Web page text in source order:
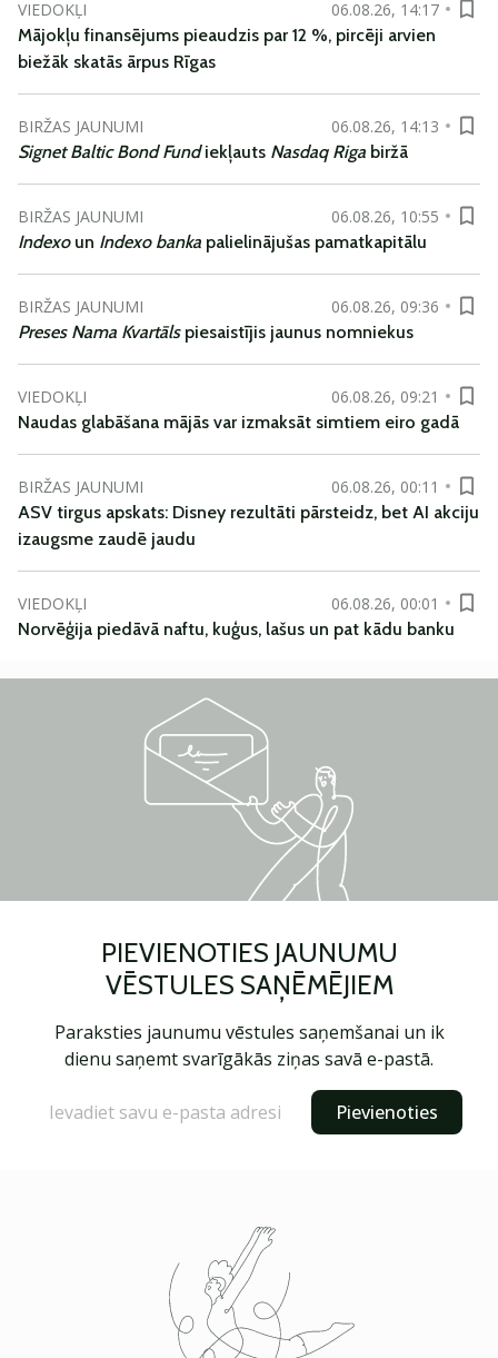
VIEDOKĻI
06.08.26, 14:17
Mājokļu finansējums pieaudzis par 12 %, pircēji arvien
biežāk skatās ārpus Rīgas
BIRŽAS JAUNUMI
06.08.26, 14:13
Signet Baltic Bond Fundiekļauts Nasdaq Riga biržā
BIRŽAS JAUNUMI
06.08.26, 10:55
Indexoun Indexo banka palielinājušas pamatkapitālu
BIRŽAS JAUNUMI
06.08.26, 09:36
Preses Nama Kvartāls piesaistījis jaunus nomniekus
VIEDOKĻI
06.08.26, 09:21
Naudas glabāšana mājās var izmaksāt simtiem eiro gadā
BIRŽAS JAUNUMI
06.08.26, 00:11
ASV tirgus apskats: Disney rezultāti pārsteidz, bet AI akciju
izaugsme zaudē jaudu
VIEDOKĻI
06.08.26, 00:01
Norvēģija piedāvā naftu, kuģus, lašus un pat kādu banku
PIEVIENOTIES JAUNUMU
VĒSTULES SAŅĒMĒJIEM
Paraksties jaunumu vēstules saņemšanai un ik
dienu saņemt svarīgākās ziņas savā e-pastā.
Pievienoties